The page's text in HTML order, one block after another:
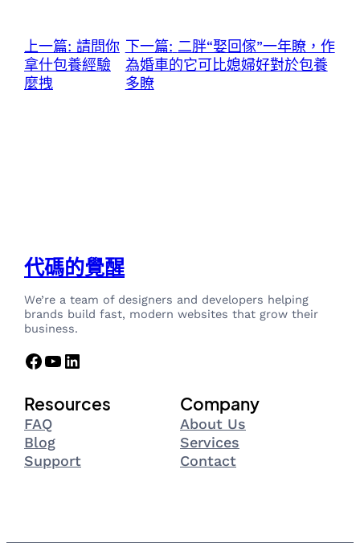
上一篇: 請問你
拿什包養經驗
麼拽
下一篇: 二胖“娶回傢”一年瞭，作
為婚車的它可比媳婦好對於包養
多瞭
代碼的覺醒
We’re a team of designers and developers helping
brands build fast, modern websites that grow their
business.
Facebook YouTube LinkedIn
Resources
FAQ
Blog
Support
Company
About Us
Services
Contact